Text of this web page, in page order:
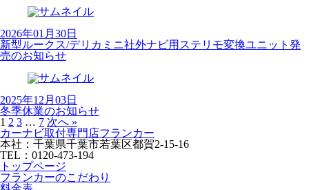
2026年01月30日
新型ルークス/デリカミニ社外ナビ用ステリモ変換ユニット発
売のお知らせ
2025年12月03日
冬季休業のお知らせ
1 2 3 … 7 次へ »
カーナビ取付専⾨店フランカー
本社：千葉県千葉市若葉区都賀2-15-16
TEL：0120-473-194
トップページ
フランカーのこだわり